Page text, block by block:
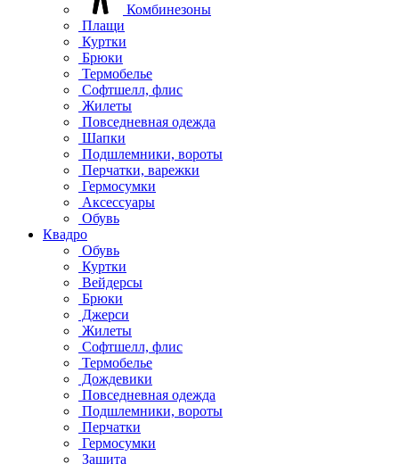
Комбинезоны
Плащи
Куртки
Брюки
Термобелье
Софтшелл, флис
Жилеты
Повседневная одежда
Шапки
Подшлемники, вороты
Перчатки, варежки
Гермосумки
Аксессуары
Обувь
Квадро
Обувь
Куртки
Вейдерсы
Брюки
Джерси
Жилеты
Софтшелл, флис
Термобелье
Дождевики
Повседневная одежда
Подшлемники, вороты
Перчатки
Гермосумки
Защита